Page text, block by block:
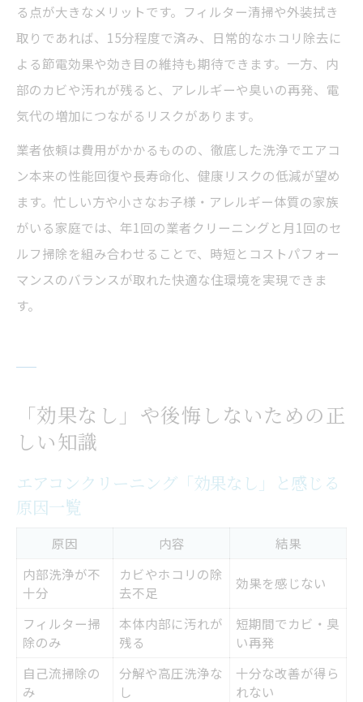
る点が大きなメリットです。フィルター清掃や外装拭き
取りであれば、15分程度で済み、日常的なホコリ除去に
よる節電効果や効き目の維持も期待できます。一方、内
部のカビや汚れが残ると、アレルギーや臭いの再発、電
気代の増加につながるリスクがあります。
業者依頼は費用がかかるものの、徹底した洗浄でエアコ
ン本来の性能回復や長寿命化、健康リスクの低減が望め
ます。忙しい方や小さなお子様・アレルギー体質の家族
がいる家庭では、年1回の業者クリーニングと月1回のセ
ルフ掃除を組み合わせることで、時短とコストパフォー
マンスのバランスが取れた快適な住環境を実現できま
す。
「効果なし」や後悔しないための正
しい知識
エアコンクリーニング「効果なし」と感じる
原因一覧
原因 内容
結果
内部洗浄が不
十分
カビやホコリの除
去不足
効果を感じない
フィルター掃
除のみ
本体内部に汚れが
残る
短期間でカビ・臭
い再発
自己流掃除の
み
分解や高圧洗浄な
し
十分な改善が得ら
れない